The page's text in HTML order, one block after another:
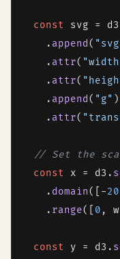
const svg =
    .
append (
    .
attr(
    .
attr(
    .
append ( "g" )
    .
attr(
// Set the
const x = d3.
    .
domain([-20
    .
range([ 0 ,
const y = d3.